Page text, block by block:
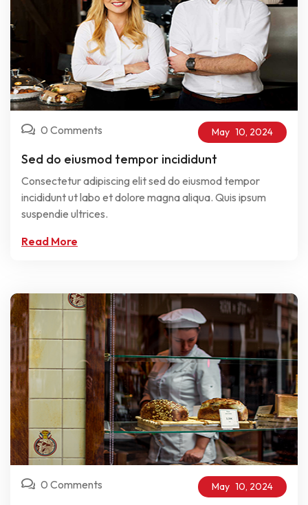
0 Comments May 10, 2024
Sed do eiusmod tempor incididunt
Consectetur adipiscing elit sed do eiusmod tempor
incididunt ut labo et dolore magna aliqua. Quis ipsum
suspendie ultrices.
Read More
0 Comments May 10, 2024